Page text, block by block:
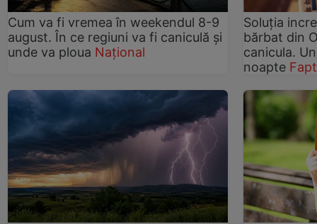
Cum va fi vremea în weekendul 8-9
august. În ce regiuni va fi caniculă și
unde va ploua Național
Soluția
bărbat din
canicula.
noapte